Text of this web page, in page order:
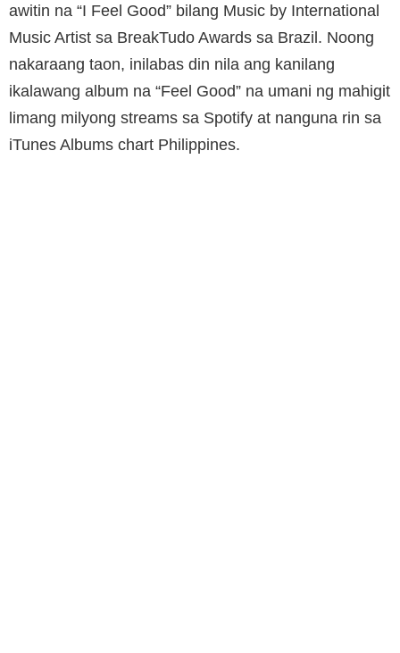
awitin na “I Feel Good” bilang Music by International
Music Artist sa BreakTudo Awards sa Brazil. Noong
nakaraang taon, inilabas din nila ang kanilang
ikalawang album na “Feel Good” na umani ng mahigit
limang milyong streams sa Spotify at nanguna rin sa
iTunes Albums chart Philippines.